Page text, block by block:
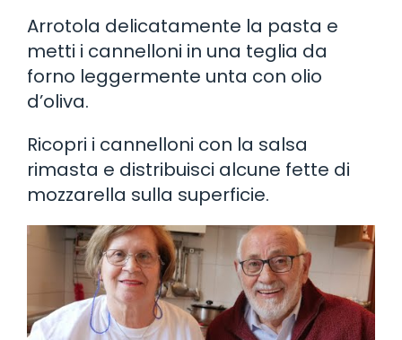
Arrotola delicatamente la pasta e
metti i cannelloni in una teglia da
forno leggermente unta con olio
d’oliva.
Ricopri i cannelloni con la salsa
rimasta e distribuisci alcune fette di
mozzarella sulla superficie.